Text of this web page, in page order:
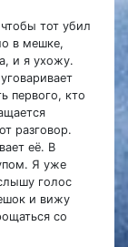
тот убил
в мешке,
и я ухожу.
первого, кто
разговор.
её. В
Я уже
голос
и вижу
со